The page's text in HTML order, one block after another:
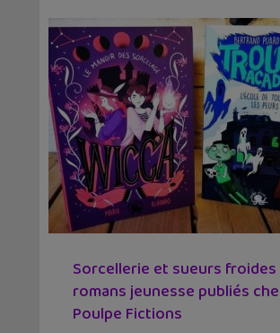
Sorcellerie et sueurs froides
romans jeunesse publiés
Poulpe Fictions